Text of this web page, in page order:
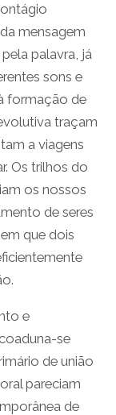
mensagem
palavra, já
sons e
formação de
traçam
a viagens
Os trilhos do
os nossos
de seres
que dois
e
se
de união
pareciam
de